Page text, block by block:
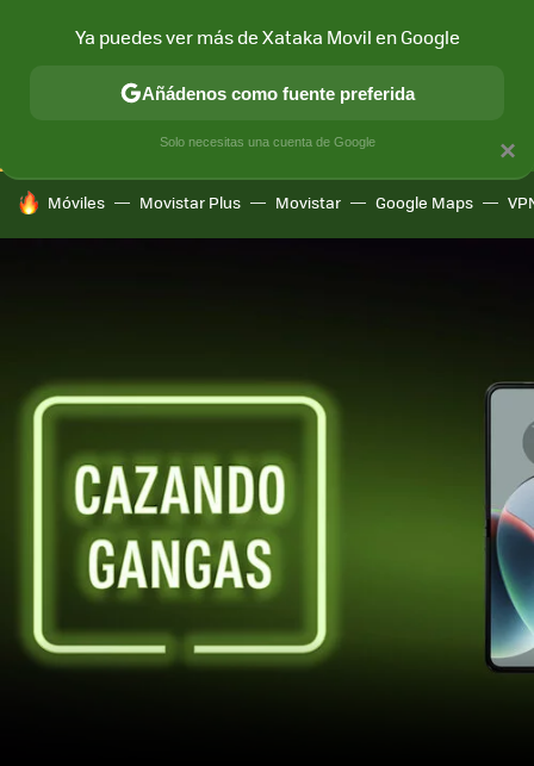
CONECTIVIDAD MÓVIL Y SOCIEDAD APLICACIONES
HOY SE HABLA DE
Móviles Movistar Plus Movistar Google Maps
×
Ya puedes ver más de Xataka Movil en Google
Añádenos como fuente preferida
Solo necesitas una cuenta de Google